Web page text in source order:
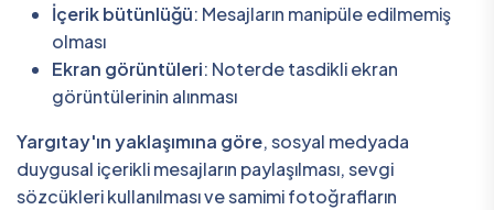
İçerik bütünlüğü: Mesajların manipüle edilmemiş
olması
Ekran görüntüleri: Noterde tasdikli ekran
görüntülerinin alınması
Yargıtay'ın yaklaşımına göre, sosyal medyada
duygusal içerikli mesajların paylaşılması, sevgi
sözcükleri kullanılması ve samimi fotoğrafların